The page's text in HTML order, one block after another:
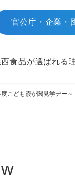
官公庁・企業・
西食品が選ばれる
こども霞が関見学デー～